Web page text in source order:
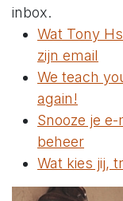
inbox.
Wat Tony
zijn email
We teach
again!
Snooze je
beheer
Wat kies jij,